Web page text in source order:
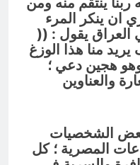
ان ينكر المرء
العراق يقول : ((
منا هذا الوزغ
هجين دعي ؛
والعناوين
الشخصيات
المصرية ؛ كل